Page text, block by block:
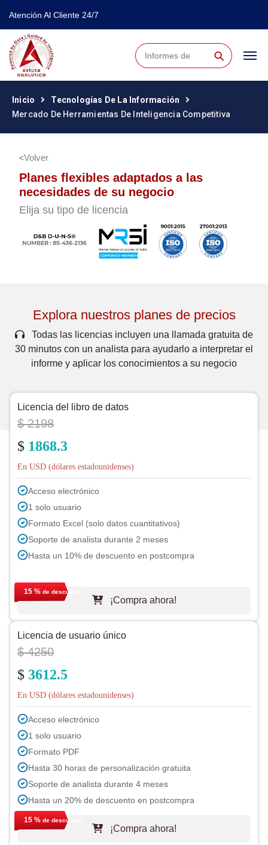
Atención Al Cliente 24/7
⚲
Inicio
Tecnologías De La Información
Mercado De Herramientas De Inteligencia Competitiva
Volver
Planes flexibles adaptados a las
necesidades de su negocio
Elija su tipo de licencia
Explora nuestros planes de precios
Todas las licencias incluyen una llamada gratuita de
30 minutos con un analista para ayudarlo a interpretar el
informe y aplicar los conocimientos a su negocio
Licencia del libro de datos
$ 2198
$ 1868.3
En USD (dólares estadounidenses)
Acceso electrónico
1 solo usuario
Formato Excel (solo datos cuantitativos)
Soporte de analista durante 2 meses
Hasta un 10% de descuento en postcompra
15 % de descuento.
¡Compra ahora!
Licencia de usuario único
$ 4250
$ 3612.5
En USD (dólares estadounidenses)
Acceso electrónico
1 solo usuario
Formato PDF
Hasta 30 horas de personalización gratuita
Soporte de analista durante 4 meses
Hasta un 20% de descuento en postcompra
15 % de descuento.
¡Compra ahora!